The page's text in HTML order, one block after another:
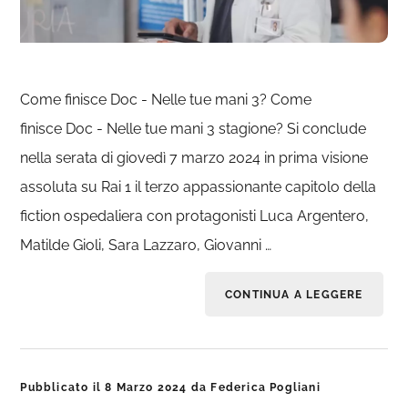
Come finisce Doc - Nelle tue mani 3? Come
finisce Doc - Nelle tue mani 3 stagione? Si conclude
nella serata di giovedì 7 marzo 2024 in prima visione
assoluta su Rai 1 il terzo appassionante capitolo della
fiction ospedaliera con protagonisti Luca Argentero,
Matilde Gioli, Sara Lazzaro, Giovanni …
CONTINUA A LEGGERE
Pubblicato il8 Marzo 2024 da Federica Pogliani